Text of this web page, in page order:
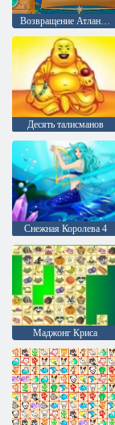
Возвращение Атлантиды
Десять талисманов
Снежная Королева 4
Маджонг Криса